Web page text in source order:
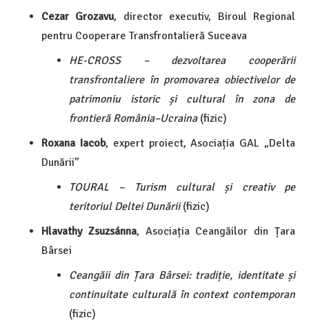
Cezar Grozavu, director executiv, Biroul Regional
pentru Cooperare Transfrontalieră Suceava
HE-CROSS – dezvoltarea cooperării
transfrontaliere în promovarea obiectivelor de
patrimoniu istoric și cultural în zona de
frontieră România–Ucraina(fizic)
Roxana Iacob, expert proiect, Asociația GAL „Delta
Dunării”
TOURAL – Turism cultural și creativ pe
teritoriul Deltei Dunării(fizic)
Hlavathy Zsuzsánna, Asociația Ceangăilor din Țara
Bârsei
Ceangăii din Țara Bârsei: tradiție, identitate și
continuitate culturală în context contemporan
(fizic)